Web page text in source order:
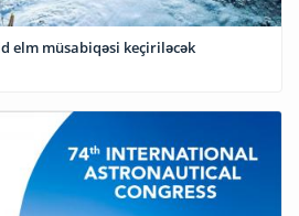
elm müsabiqəsi keçiriləcək